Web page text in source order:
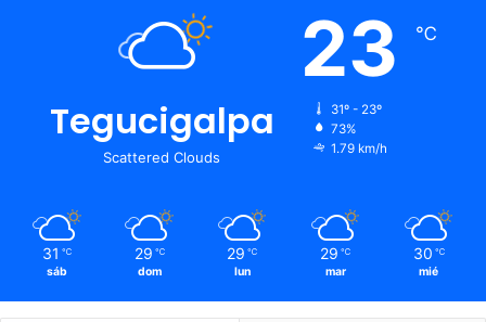
Tegucigalpa
Scattered Clouds
23 ℃
31º - 23º
73%
1.79 km/h
31 ℃
sáb
29 ℃
dom
29 ℃
lun
29 ℃
mar
30 ℃
mié